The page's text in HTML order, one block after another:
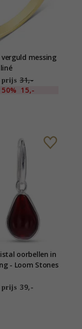
messing
prijs 31,-
50% 15,-
oorbellen in
- Loom Stones
prijs 39,-